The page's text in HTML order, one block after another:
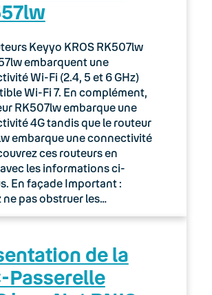
Keyyo KROS RK507lw
embarquent une
Wi-Fi (2.4, 5 et 6 GHz)
Wi-Fi 7. En complément,
RK507lw embarque une
4G tandis que le routeur
embarque une connectivité
ces routeurs en
les informations ci-
En façade Important :
ne pas obstruer les…
de la
Passerelle